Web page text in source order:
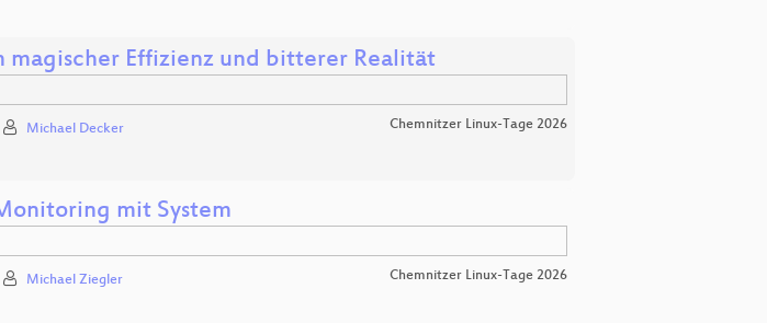
magischer Effizienz und bitterer Realität
Michael Decker Chemnitzer Linux-Tage 2026
mit System
Michael Ziegler Chemnitzer Linux-Tage 2026